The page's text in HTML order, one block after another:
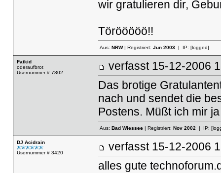
wir gratulieren dir,
Törööööö!!
Aus: NRW| Registriert: Jun 2003| IP: [logged]
Fatkid
oderaufbrot
Usernummer # 7802
verfasst 15-12-
Das brotige
nach und sendet die
Postens. Müßt ich mir
Aus: Bad Wiessee| Registriert: Nov 2002| IP:
DJ Acidrain
Usernummer # 3420
verfasst 15-12-
alles gute